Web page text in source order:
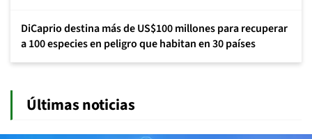
DiCaprio destina más de US$100 millones para recuperar
a 100 especies en peligro que habitan en 30 países
Últimas noticias